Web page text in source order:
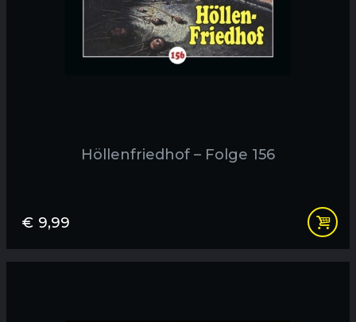
Höllenfriedhof – Folge 156
€ 9,99